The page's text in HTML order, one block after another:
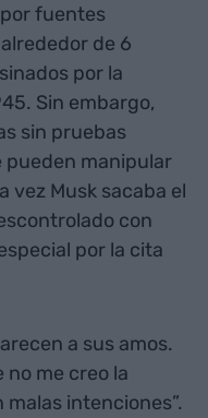
fuentes
de 6
por la
Sin embargo,
sin pruebas
pueden manipular
vez Musk sacaba el
con
por la cita
a sus amos.
no me creo la
intenciones”.